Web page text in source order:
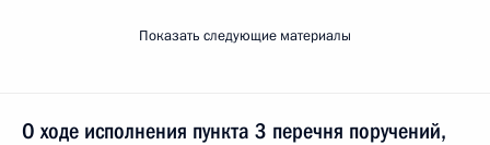
Показать следующие материалы
О ходе исполнения пункта 3 перечня поручений,